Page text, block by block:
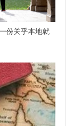
份关乎本地就